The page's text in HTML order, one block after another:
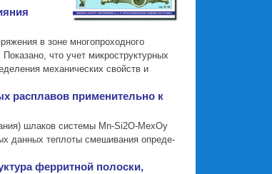
в зоне многопроходного
что учет микроструктурных
механических свойств и
применительно к
шлаков системы Mn-Si2O-MexOy
данных теплоты смешивания опреде-
ферритной полоски,